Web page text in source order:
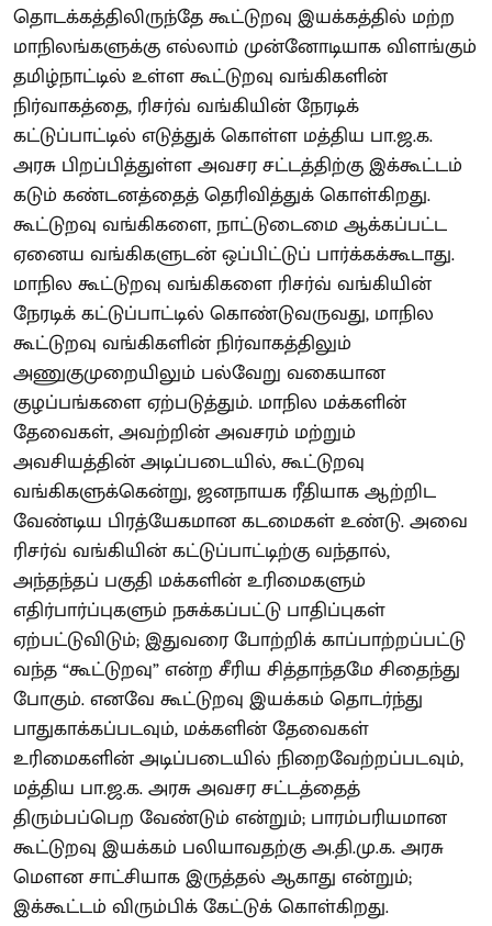
தொடக்கத்திலிருந்தே கூட்டுறவு இயக்கத்தில் மற்ற
மாநிலங்களுக்கு எல்லாம் முன்னோடியாக விளங்கும்
தமிழ்நாட்டில் உள்ள கூட்டுறவு வங்கிகளின்
நிர்வாகத்தை, ரிசர்வ் வங்கியின் நேரடிக்
கட்டுப்பாட்டில் எடுத்துக் கொள்ள மத்திய பா.ஜ.க.
அரசு பிறப்பித்துள்ள அவசர சட்டத்திற்கு இக்கூட்டம்
கடும் கண்டனத்தைத் தெரிவித்துக் கொள்கிறது.
கூட்டுறவு வங்கிகளை, நாட்டுடைமை ஆக்கப்பட்ட
ஏனைய வங்கிகளுடன் ஒப்பிட்டுப் பார்க்கக்கூடாது.
மாநில கூட்டுறவு வங்கிகளை ரிசர்வ் வங்கியின்
நேரடிக் கட்டுப்பாட்டில் கொண்டுவருவது, மாநில
கூட்டுறவு வங்கிகளின் நிர்வாகத்திலும்
அணுகுமுறையிலும் பல்வேறு வகையான
குழப்பங்களை ஏற்படுத்தும். மாநில மக்களின்
தேவைகள், அவற்றின் அவசரம் மற்றும்
அவசியத்தின் அடிப்படையில், கூட்டுறவு
வங்கிகளுக்கென்று, ஜனநாயக ரீதியாக ஆற்றிட
வேண்டிய பிரத்யேகமான கடமைகள் உண்டு. அவை
ரிசர்வ் வங்கியின் கட்டுப்பாட்டிற்கு வந்தால்,
அந்தந்தப் பகுதி மக்களின் உரிமைகளும்
எதிர்பார்ப்புகளும் நசுக்கப்பட்டு பாதிப்புகள்
ஏற்பட்டுவிடும்; இதுவரை போற்றிக் காப்பாற்றப்பட்டு
வந்த “கூட்டுறவு” என்ற சீரிய சித்தாந்தமே சிதைந்து
போகும். எனவே கூட்டுறவு இயக்கம் தொடர்ந்து
பாதுகாக்கப்படவும், மக்களின் தேவைகள்
உரிமைகளின் அடிப்படையில் நிறைவேற்றப்படவும்,
மத்திய பா.ஜ.க. அரசு அவசர சட்டத்தைத்
திரும்பப்பெற வேண்டும் என்றும்; பாரம்பரியமான
கூட்டுறவு இயக்கம் பலியாவதற்கு அ.தி.மு.க. அரசு
மௌன சாட்சியாக இருத்தல் ஆகாது என்றும்;
இக்கூட்டம் விரும்பிக் கேட்டுக் கொள்கிறது.